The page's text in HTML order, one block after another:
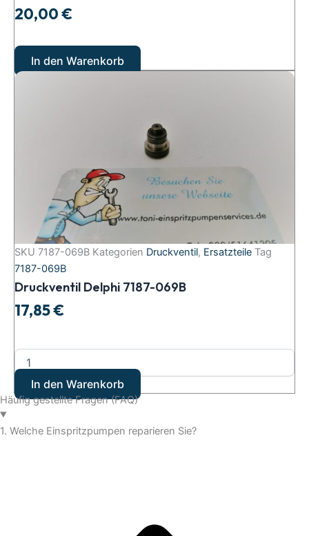
20,00€
In den Warenkorb
SKU 7187-069B Kategorien Druckventil, Ersatzteile Tag
7187-069B
Druckventil Delphi 7187-069B
17,85€
In den Warenkorb
Häufig gestellte Fragen (FAQ)
1. Welche Einspritzpumpen reparieren Sie?